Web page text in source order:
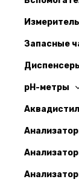
Запасные
pH-метры